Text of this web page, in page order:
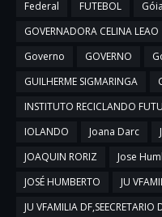
Federal
FUTEBOL
GOVERNADORA CELINA LEAO
Governo
GOVERNO
GUILHERME SIGMARINGA
INSTITUTO RECICLANDO
IOLANDO
Joana Darc
JOAQUIN RORIZ
Jose
JOSÉ HUMBERTO
JU
JU VFAMILIA